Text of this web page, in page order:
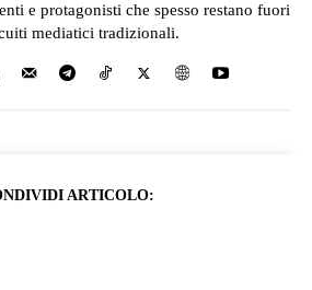
e protagonisti che spesso restano fuori
mediatici tradizionali.
ARTICOLO: